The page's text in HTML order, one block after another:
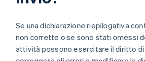
Se una dichiarazione riepilogativa
non corrette o se sono stati omessi
attività possono esercitare il diritto